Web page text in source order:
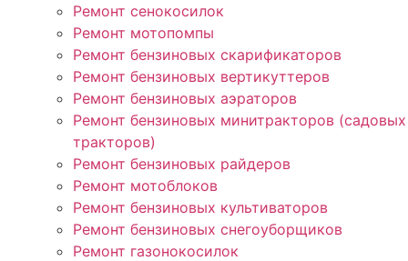
Ремонт сенокосилок
Ремонт мотопомпы
Ремонт бензиновых скарификаторов
Ремонт бензиновых вертикуттеров
Ремонт бензиновых аэраторов
Ремонт бензиновых минитракторов (садовых
тракторов)
Ремонт бензиновых райдеров
Ремонт мотоблоков
Ремонт бензиновых культиваторов
Ремонт бензиновых снегоуборщиков
Ремонт газонокосилок